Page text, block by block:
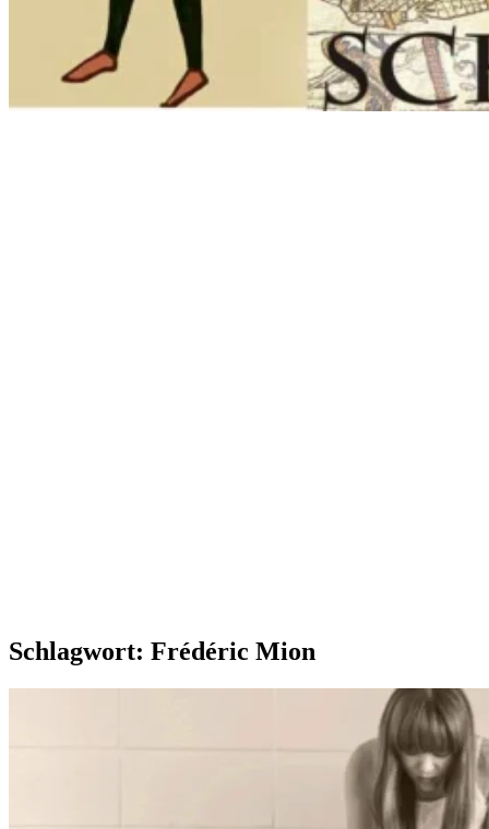
Schlagwort: Frédéric Mion